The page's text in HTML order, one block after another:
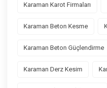
Karaman Karot Firmaları
Karaman Beton Kesme
Karaman Beton Güçlendirme
Karaman Derz Kesim